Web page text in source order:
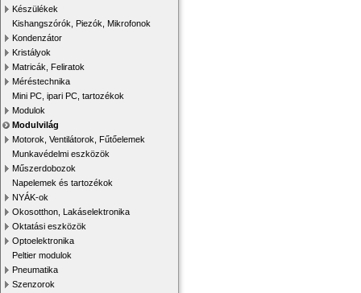
Készülékek
Kishangszórók, Piezók, Mikrofonok
Kondenzátor
Kristályok
Matricák, Feliratok
Méréstechnika
Mini PC, ipari PC, tartozékok
Modulok
Modulvilág
Motorok, Ventilátorok, Fűtőelemek
Munkavédelmi eszközök
Műszerdobozok
Napelemek és tartozékok
NYÁK-ok
Okosotthon, Lakáselektronika
Oktatási eszközök
Optoelektronika
Peltier modulok
Pneumatika
Szenzorok